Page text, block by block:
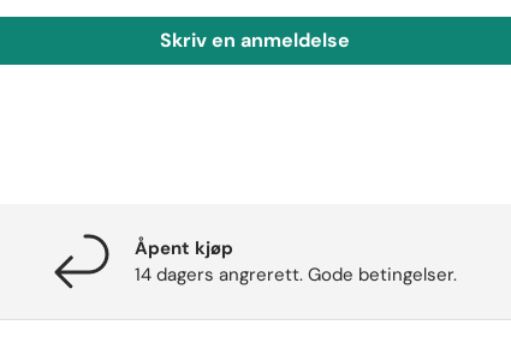
Skriv en anmeldelse
Åpent kjøp
14 dagers angrerett. Gode betingelser.